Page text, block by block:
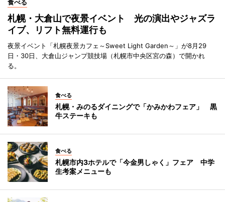
食べる
札幌・大倉山で夜景イベント 光の演出やジャズラ
イブ、リフト無料運行も
夜景イベント「札幌夜景カフェ～Sweet Light Garden～」が8月29
日・30日、大倉山ジャンプ競技場（札幌市中央区宮の森）で開かれ
る。
食べる
札幌・みのるダイニングで「かみかわフェア」 黒
牛ステーキも
食べる
札幌市内3ホテルで「今金男しゃく」フェア 中学
生考案メニューも